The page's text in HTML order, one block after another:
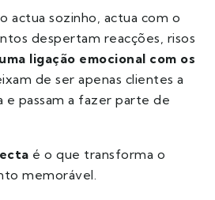
actua sozinho, actua com o
despertam reacções, risos
uma ligação emocional com os
de ser apenas clientes a
e passam a fazer parte de
é o que transforma o
memorável.